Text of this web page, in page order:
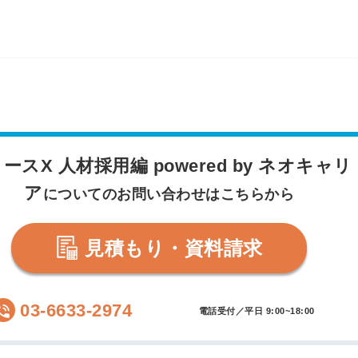
スX 人材採用編 powered by ネオキャリ
アについてのお問い合わせはこちらから
見積もり・資料請求
03-6633-2974 電話受付／平日 9:00~18:00